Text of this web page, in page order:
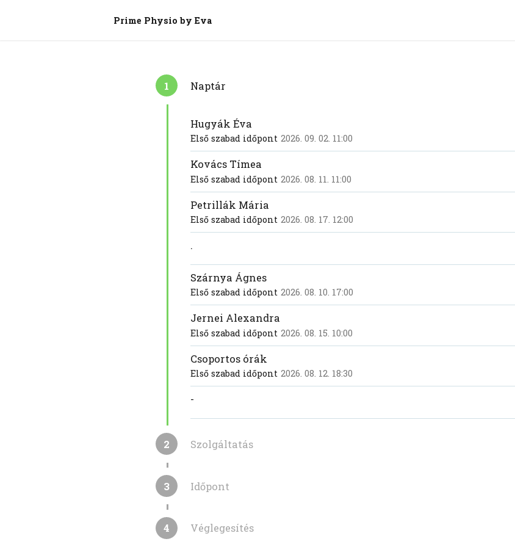
Prime Physio by Eva
1 Naptár
Hugyák Éva
Első szabad időpont 2026. 09. 02. 11:00
Kovács Tímea
Első szabad időpont 2026. 08. 11. 11:00
Petrillák Mária
Első szabad időpont 2026. 08. 17. 12:00
.
Szárnya Ágnes
Első szabad időpont 2026. 08. 10. 17:00
Jernei Alexandra
Első szabad időpont 2026. 08. 15. 10:00
Csoportos órák
Első szabad időpont 2026. 08. 12. 18:30
-
2 Szolgáltatás
3 Időpont
4 Véglegesítés